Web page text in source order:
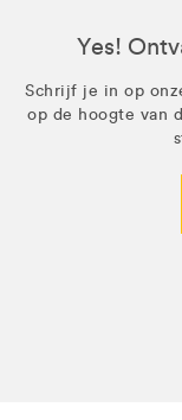
Yes!
Schrijf je in op
op de hoogte van